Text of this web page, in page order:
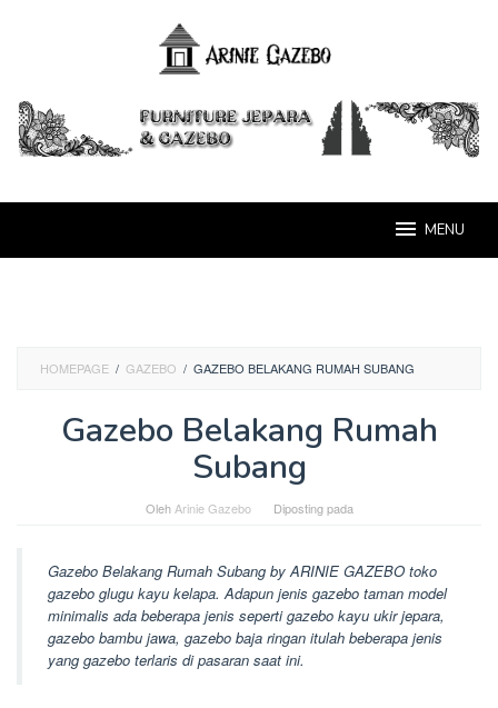
MENU
HOMEPAGE / GAZEBO / GAZEBO BELAKANG RUMAH SUBANG
Gazebo Belakang Rumah
Subang
Oleh Arinie Gazebo Diposting pada
Gazebo Belakang Rumah Subang by ARINIE GAZEBO toko
gazebo glugu kayu kelapa. Adapun jenis gazebo taman model
minimalis ada beberapa jenis seperti gazebo kayu ukir jepara,
gazebo bambu jawa, gazebo baja ringan itulah beberapa jenis
yang gazebo terlaris di pasaran saat ini.